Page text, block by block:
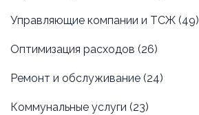
Управляющие компании и ТСЖ (49)
Оптимизация расходов (26)
Ремонт и обслуживание (24)
Коммунальные услуги (23)